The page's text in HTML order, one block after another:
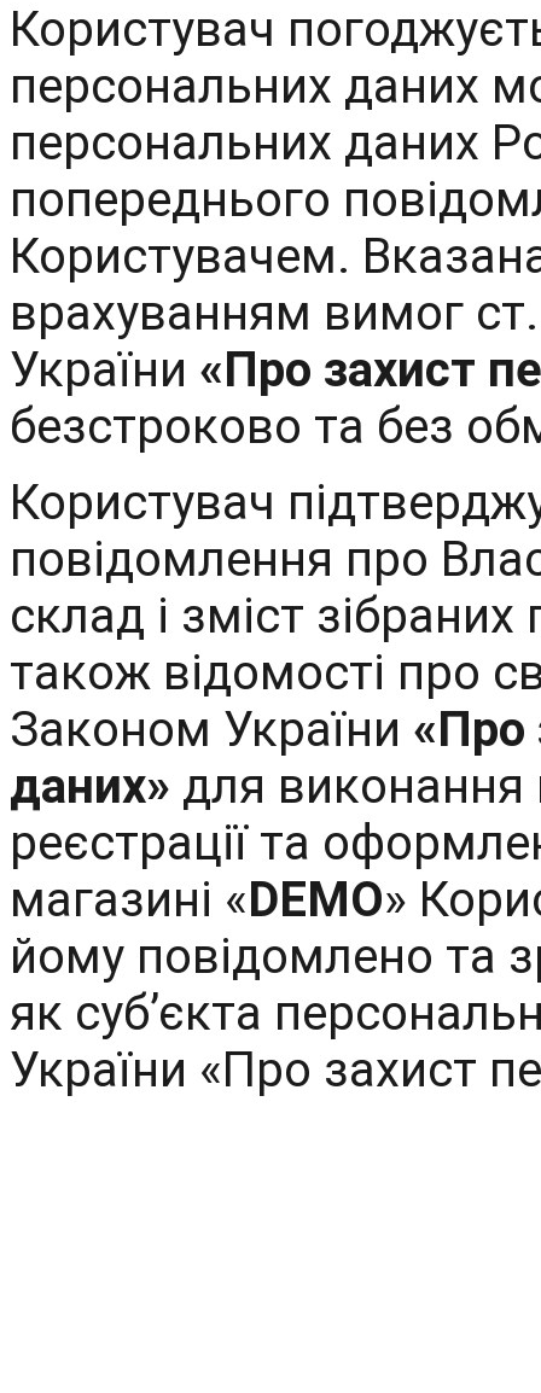
Користувач
персональних даних
персональних даних
попереднього
Користувачем.
врахуванням вимог
України «Про захист
безстроково та без
Користувач
повідомлення про
склад і зміст
також відомості про
Законом України «Про
даних» для виконання
реєстрації та
магазині «DEMO»
йому повідомлено та
як суб’єкта
України «Про захист